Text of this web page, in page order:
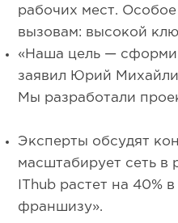
рабочих мест.
вызовам: высокой
«Наша цель —
заявил Юрий
Мы разработали
Эксперты обсудят
масштабирует сеть в
IThub растет на 40%
франшизу».